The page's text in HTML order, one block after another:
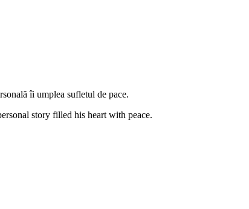
îi umplea sufletul de pace.
story filled his heart with peace.